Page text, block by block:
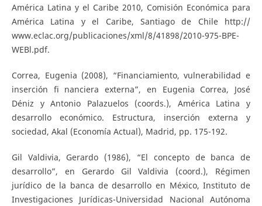
América Latina y el Caribe 2010, Comisión Económica para
América Latina y el Caribe, Santiago de Chile http://
www.eclac.org/publicaciones/xml/8/41898/2010-975-BPE-
WEBl.pdf.
Correa, Eugenia (2008), “Financiamiento, vulnerabilidad e
inserción fi nanciera externa”, en Eugenia Correa, José
Déniz y Antonio Palazuelos (coords.), América Latina y
desarrollo económico. Estructura, inserción externa y
sociedad, Akal (Economía Actual), Madrid, pp. 175-192.
Gil Valdivia, Gerardo (1986), “El concepto de banca de
desarrollo”, en Gerardo Gil Valdivia (coord.), Régimen
jurídico de la banca de desarrollo en México, Instituto de
Investigaciones Jurídicas-Universidad Nacional Autónoma